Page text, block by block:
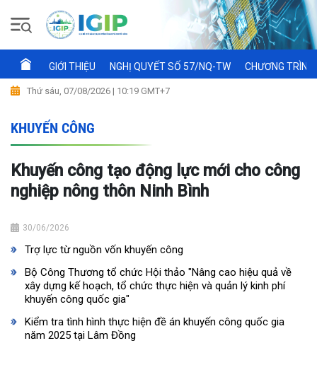
GIỚI THIỆU NGHỊ QUYẾT SỐ 57/NQ-TW CHƯƠNG
Thứ sáu, 07/08/2026 | 10:19 GMT+7
KHUYẾN CÔNG
Khuyến công tạo động lực mới cho công
nghiệp nông thôn Ninh Bình
30/06/2026
Trợ lực từ nguồn vốn khuyến công
Bộ Công Thương tổ chức Hội thảo "Nâng cao hiệu quả về
xây dựng kế hoạch, tổ chức thực hiện và quản lý kinh phí
khuyến công quốc gia"
Kiểm tra tình hình thực hiện đề án khuyến công quốc gia
năm 2025 tại Lâm Đồng